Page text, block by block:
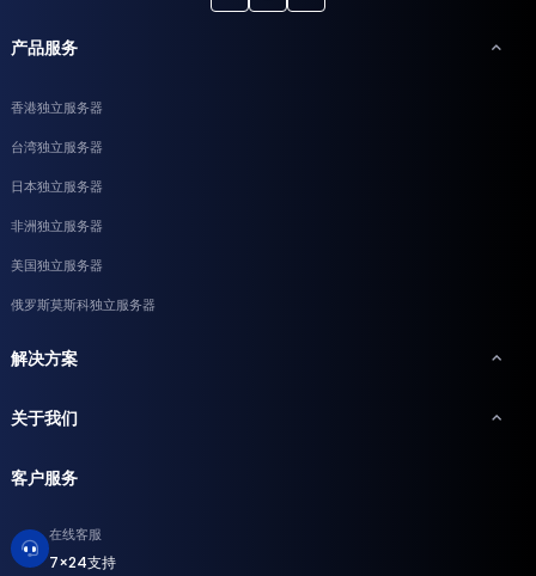
产品服务
香港独立服务器
台湾独立服务器
日本独立服务器
非洲独立服务器
美国独立服务器
俄罗斯莫斯科独立服务器
解决方案
关于我们
客户服务
在线客服
7×24支持